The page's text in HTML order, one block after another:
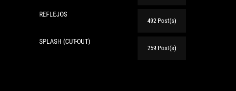
REFLEJOS
492 Post(s)
SPLASH (CUT-OUT)
259 Post(s)